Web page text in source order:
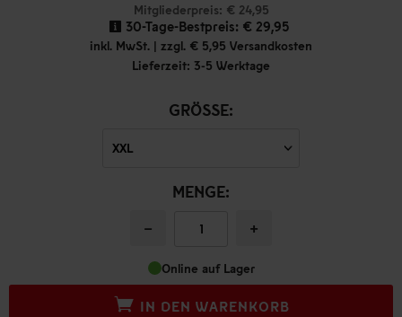
Mitgliederpreis: € 24,95
30-Tage-Bestpreis: € 29,95
inkl. MwSt. | zzgl. € 5,95 Versandkosten
Lieferzeit: 3-5 Werktage
GRÖSSE:
MENGE:
− +
Online auf Lager
IN DEN WARENKORB